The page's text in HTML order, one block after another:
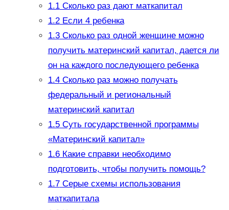
1.1Сколько раз дают маткапитал
1.2Если 4 ребенка
1.3Сколько раз одной женщине можно
получить материнский капитал, дается ли
он на каждого последующего ребенка
1.4Сколько раз можно получать
федеральный и региональный
материнский капитал
1.5Суть государственной программы
«Материнский капитал»
1.6Какие справки необходимо
подготовить, чтобы получить помощь?
1.7Серые схемы использования
маткапитала